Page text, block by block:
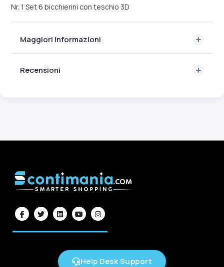
Nr. 1 Set 6 bicchierini con teschio 3D
Maggiori Informazioni
Recensioni
Help Desk Support